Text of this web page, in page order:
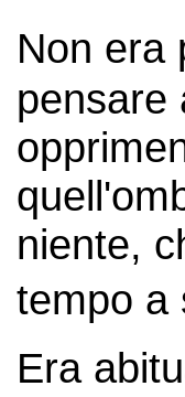
Non era
pensare
niente,
tempo a
Era